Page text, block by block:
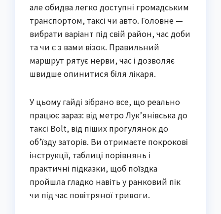
але обидва легко доступні громадським
транспортом, таксі чи авто. Головне —
вибрати варіант під свій район, час доби
та чи є з вами візок. Правильний
маршрут рятує нерви, час і дозволяє
швидше опинитися біля лікаря.
У цьому гайді зібрано все, що реально
працює зараз: від метро Лук’янівська до
таксі Bolt, від піших прогулянок до
об’їзду заторів. Ви отримаєте покрокові
інструкції, таблиці порівнянь і
практичні підказки, щоб поїздка
пройшла гладко навіть у ранковий пік
чи під час повітряної тривоги.